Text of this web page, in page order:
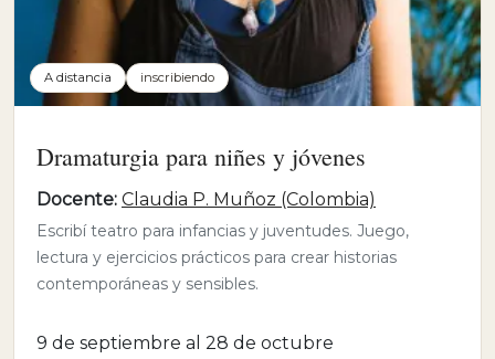
A distancia inscribiendo
Dramaturgia para niñes y jóvenes
Docente: Claudia P. Muñoz (Colombia)
Escribí teatro para infancias y juventudes. Juego,
lectura y ejercicios prácticos para crear historias
contemporáneas y sensibles.
9 de septiembre al 28 de octubre